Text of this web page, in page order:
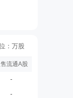
：万股
售流通A股
-
-